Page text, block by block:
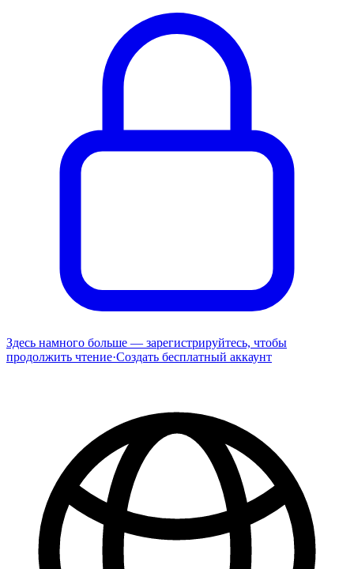
Здесь намного больше — зарегистрируйтесь, чтобы
продолжить чтение·Создать бесплатный аккаунт